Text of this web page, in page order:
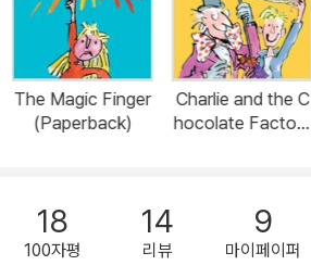
The Magic Finger
(Paperback)
Charlie and the C
hocolate Factory
18
100자평
14
리뷰
9
마이페이퍼